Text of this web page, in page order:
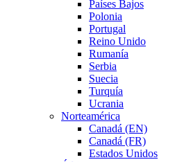
Países Bajos
Polonia
Portugal
Reino Unido
Rumanía
Serbia
Suecia
Turquía
Ucrania
Norteamérica
Canadá (EN)
Canadá (FR)
Estados Unidos